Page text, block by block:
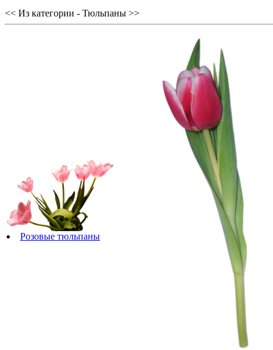
<< Из категории - Тюльпаны >>
Розовые тюльпаны